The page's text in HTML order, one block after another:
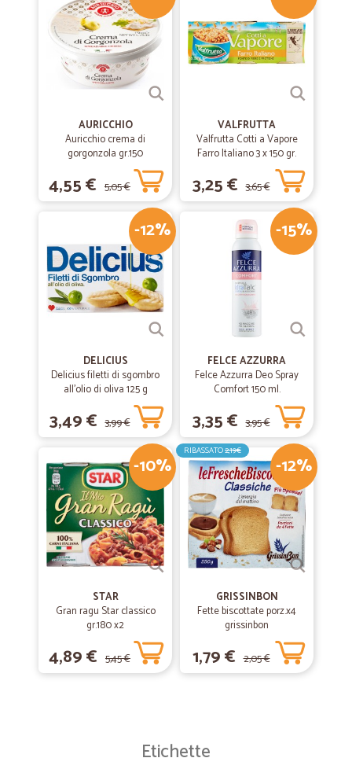
AURICCHIO
Auricchio crema di
gorgonzola gr.150
4,55 € 5,05 €
VALFRUTTA
Valfrutta Cotti a Vapore
Farro Italiano 3 x 150 gr.
3,25 € 3,65 €
-12%
DELICIUS
Delicius filetti di sgombro
all'olio di oliva 125 g
3,49 € 3,99 €
-15%
FELCE AZZURRA
Felce Azzurra Deo Spray
Comfort 150 ml.
3,35 € 3,95 €
-10%
STAR
Gran ragu Star classico
gr.180 x2
4,89 € 5,45 €
-12%
RIBASSATO2,19€
GRISSINBON
Fette biscottate porz.x4
grissinbon
1,79 € 2,05 €
Etichette